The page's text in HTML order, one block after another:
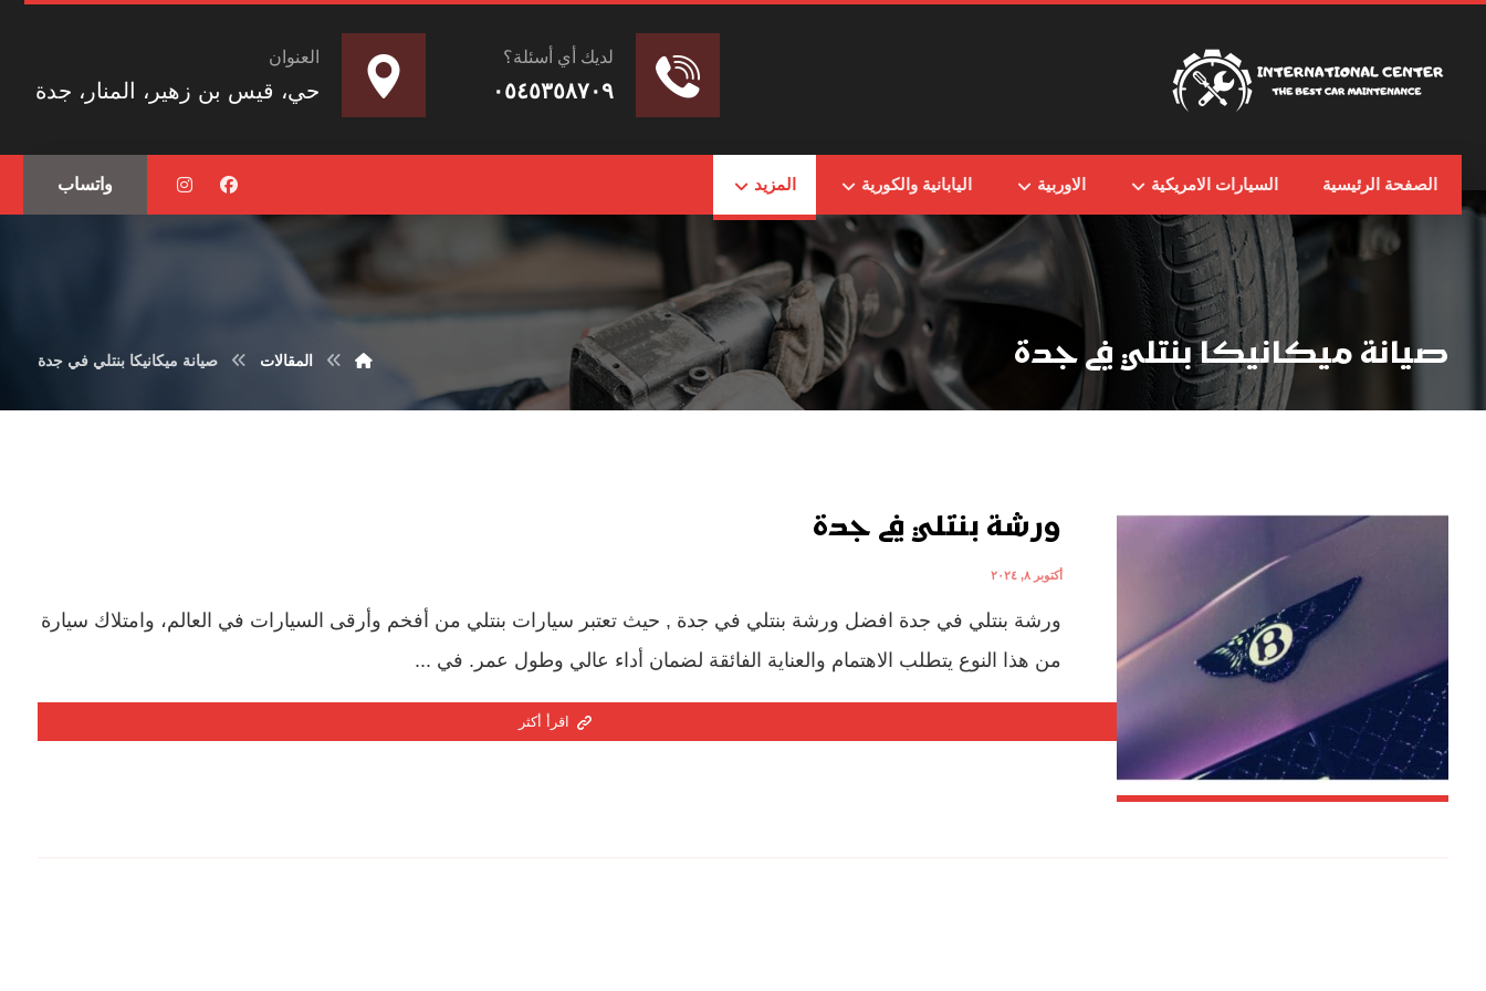
العنوان
حي، قيس بن زهير، المنار، جدة
لديك أي أسئلة؟
٠٥٤٥٣٥٨٧٠٩
الصفحة الرئيسية السيارات الامريكية الاوربية اليابانية والكورية المزيد واتساب
صيانة ميكانيكا بنتلي في جدة المقالات صيانة ميكانيكا بنتلي في جدة
ورشة بنتلي في جدة
أكتوبر ٨, ٢٠٢٤
ورشة بنتلي في جدة افضل ورشة بنتلي في جدة , حيث تعتبر سيارات بنتلي من أفخم وأرقى السيارات في العالم، وامتلاك سيارة
من هذا النوع يتطلب الاهتمام والعناية الفائقة لضمان أداء عالي وطول عمر. في ...
اقرأ أكثر